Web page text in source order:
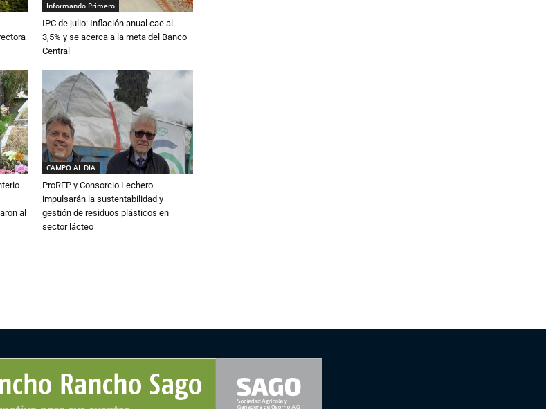
Informando Primero
IPC de julio: Inflación anual cae al
3,5% y se acerca a la meta del Banco
Central
al
CAMPO AL DIA
ProREP y Consorcio Lechero
impulsarán la sustentabilidad y
gestión de residuos plásticos en
sector lácteo